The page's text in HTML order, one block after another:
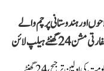
اور ہندوستانی پرچم والے
جہازوں کی حفاظت حکومت کی اولین ترجیح ہے۔ تمام سفارتی مشن 24 گھنٹے ہیلپ لائن